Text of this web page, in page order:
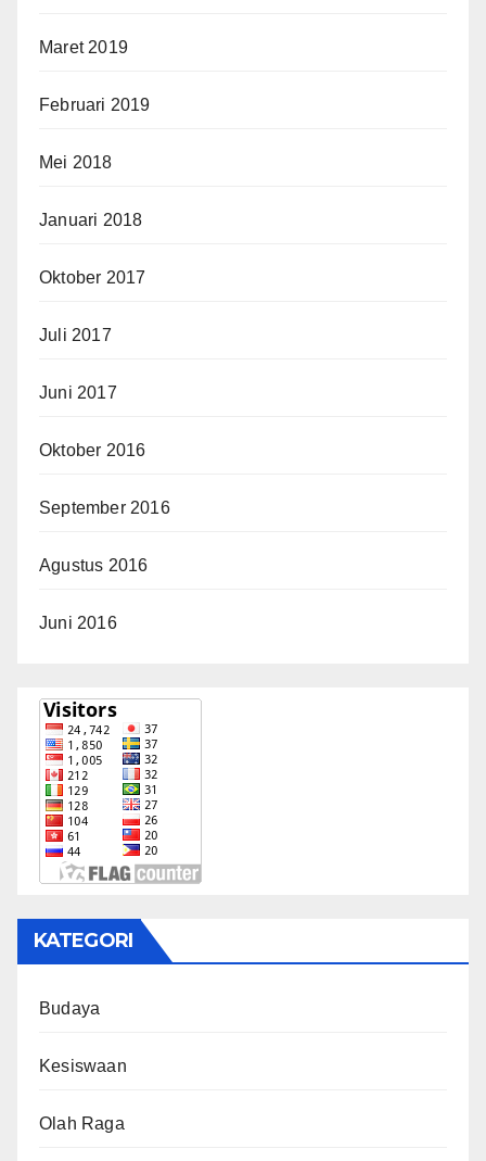
Maret 2019
Februari 2019
Mei 2018
Januari 2018
Oktober 2017
Juli 2017
Juni 2017
Oktober 2016
September 2016
Agustus 2016
Juni 2016
KATEGORI
Budaya
Kesiswaan
Olah Raga